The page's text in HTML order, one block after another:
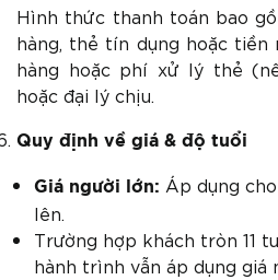
Hình thức thanh toán bao
hàng, thẻ tín dụng hoặc tiền
hàng hoặc phí xử lý thẻ
hoặc đại lý chịu.
Quy định về giá & độ tuổi
Giá người lớn: Áp dụng
lên.
Trường hợp khách tròn 11
hành trình vẫn áp dụng giá